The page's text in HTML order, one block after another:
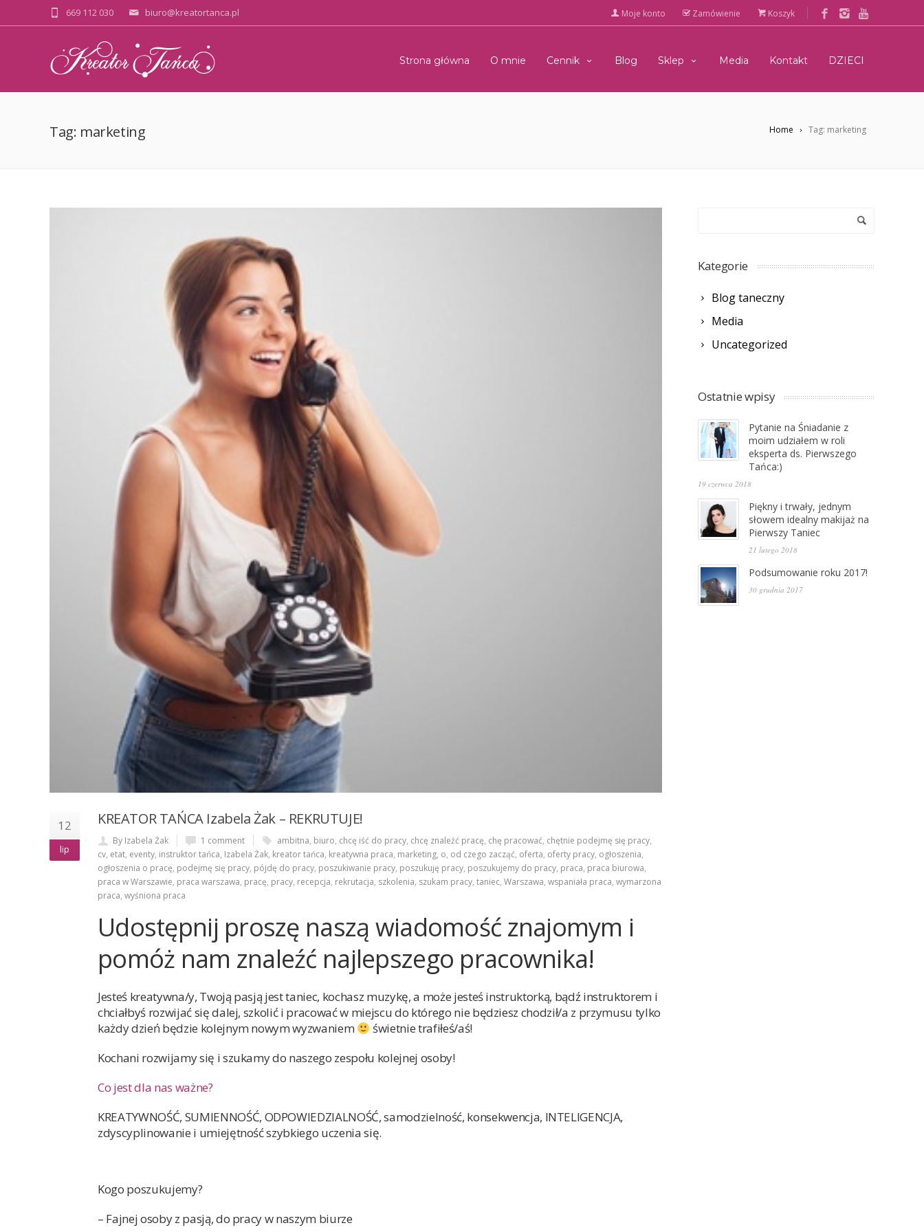
biuro@kreatortanca.pl
669 112 030 Moje konto Zamówienie Koszyk
Strona główna O mnie Cennik Blog Sklep Media Kontakt DZIECI
Home Tag: marketing
Tag: marketing
12
lip
KREATOR TAŃCA Izabela Żak – REKRUTUJE!
By Izabela Żak 1 comment ambitna, biuro, chcę iść do pracy, chcę znaleźć pracę, chę pracować, chętnie podejmę się pracy,
cv, etat, eventy, instruktor tańca, Izabela Żak, kreator tańca, kreatywna praca, marketing, o, od czego zacząć, oferta, oferty pracy, ogłoszenia,
ogłoszenia o pracę, podejmę się pracy, pójdę do pracy, poszukiwanie pracy, poszukuję pracy, poszukujemy do pracy, praca, praca biurowa,
praca w Warszawie, praca warszawa, pracę, pracy, recepcja, rekrutacja, szkolenia, szukam pracy, taniec, Warszawa, wspaniała praca, wymarzona
praca, wyśniona praca
Udostępnij proszę naszą wiadomość znajomym i
pomóż nam znaleźć najlepszego pracownika!
Jesteś kreatywna/y, Twoją pasją jest taniec, kochasz muzykę, a może jesteś instruktorką, bądź instruktorem i
chciałbyś rozwijać się dalej, szkolić i pracować w miejscu do którego nie będziesz chodził/a z przymusu tylko
każdy dzień będzie kolejnym nowym wyzwaniem
świetnie trafiłeś/aś!
Kochani rozwijamy się i szukamy do naszego zespołu kolejnej osoby!
Co jest dla nas ważne?
KREATYWNOŚĆ, SUMIENNOŚĆ, ODPOWIEDZIALNOŚĆ, samodzielność, konsekwencja, INTELIGENCJA,
zdyscyplinowanie i umiejętność szybkiego uczenia się.
Kogo poszukujemy?
– Fajnej osoby z pasją, do pracy w naszym biurze
Kategorie
Blog taneczny
Media
Uncategorized
Ostatnie wpisy
Pytanie na Śniadanie z
moim udziałem w roli
eksperta ds. Pierwszego
Tańca:)
19 czerwca 2018
Piękny i trwały, jednym
słowem idealny makijaż na
Pierwszy Taniec
21 lutego 2018
Podsumowanie roku 2017!
30 grudnia 2017